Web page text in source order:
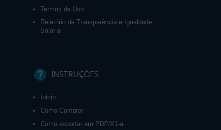
Termos de Uso
Relatório de Transparência e Igualdade
Salarial
INSTRUÇÕES
Inicio
Como Comprar
Como exportar em PDF/X1-a